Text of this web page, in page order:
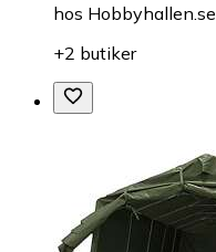
hos Hobbyhallen.se
+2 butiker